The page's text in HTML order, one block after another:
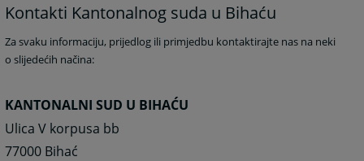
Kontakti Kantonalnog suda u Bihaću
Za svaku informaciju, prijedlog ili primjedbu kontaktirajte nas na neki
o slijedećih načina:
KANTONALNI SUD U BIHAĆU
Ulica V korpusa bb
77000 Bihać